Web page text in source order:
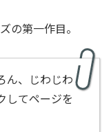
の第一作目。
ん、じわじわ
してページを